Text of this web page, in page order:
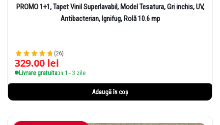
PROMO 1+1, Tapet Vinil Superlavabil, Model Tesatura, Gri inchis, UV,
Antibacterian, Ignifug, Rolă 10.6 mp
(26)
329.00 lei
Livrare gratuita:in 1 - 3 zile
Adaugă în coș